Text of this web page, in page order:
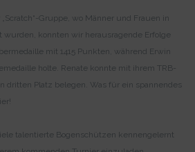
Gruppe, wo Männer und Frauen in
wurden, konnten wir herausragende Erfolge
mit 1415 Punkten, während Erwin
holte. Renate konnte mit ihrem TRB-
dritten Platz belegen. Was für ein spannendes
talentierte Bogenschützen kennengelernt